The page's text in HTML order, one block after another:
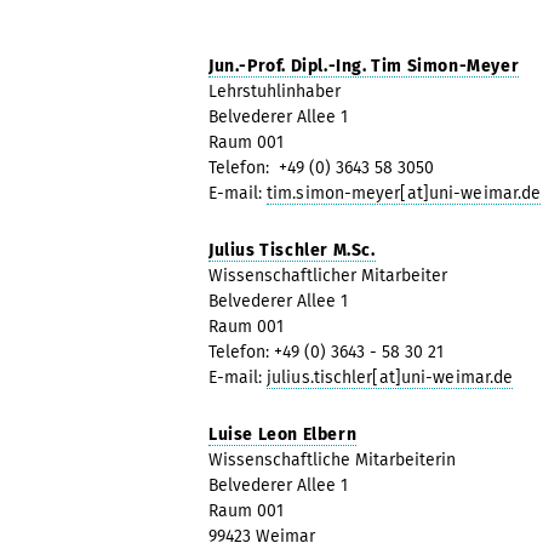
Jun.-Prof. Dipl.-Ing. Tim Simon-Meyer
Lehrstuhlinhaber
Belvederer Allee 1
Raum 001
Telefon: +49 (0) 3643 58 3050
E-mail: tim.simon-meyer[at]uni-weimar.de
Julius Tischler M.Sc.
Wissenschaftlicher Mitarbeiter
Belvederer Allee 1
Raum 001
Telefon: +49 (0) 3643 - 58 30 21
E-mail: julius.tischler[at]uni-weimar.de
Luise Leon Elbern
Wissenschaftliche Mitarbeiterin
Belvederer Allee 1
Raum 001
99423 Weimar